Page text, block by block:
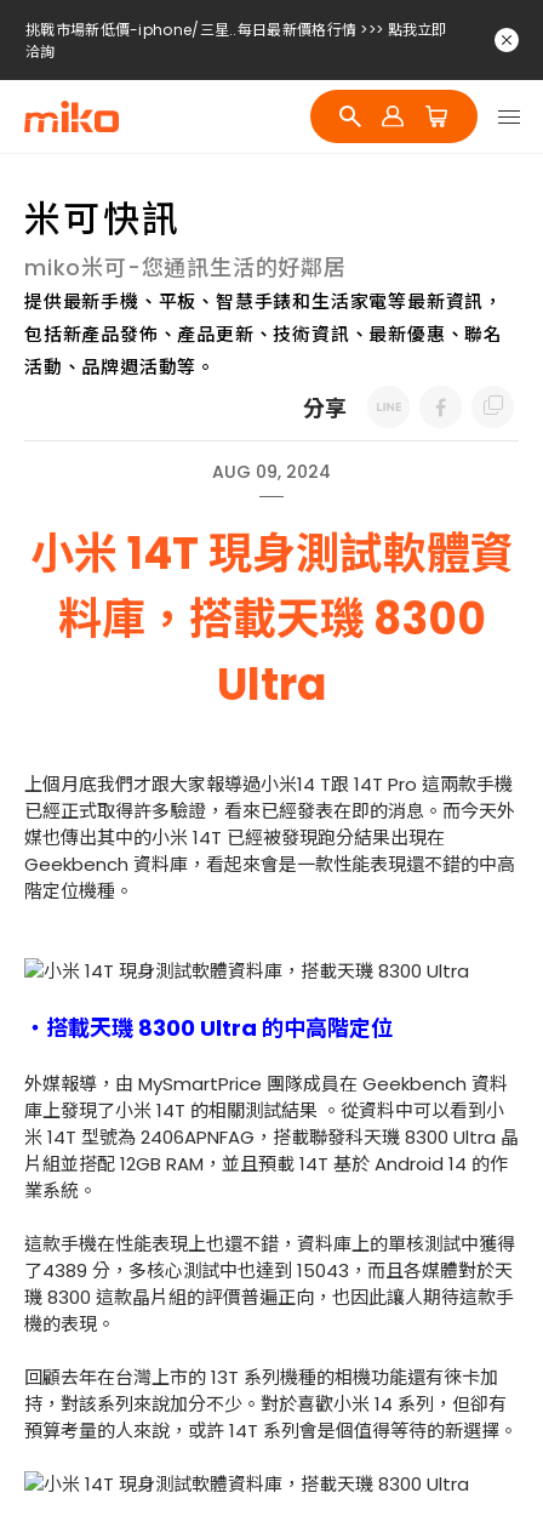
挑戰市場新低價-iphone/三星..每日最新價格行情 >>> 點我立即
洽詢
挑戰市場新低價-iphone/三星..每日最新價格行情 >>> 點我立即
洽詢
挑戰市場新低價-iphone/三星..每日最新價格行情 >>> 點我立即
米可快訊
miko米可-您通訊生活的好鄰居
提供最新手機、平板、智慧手錶和生活家電等最新資訊，
包括新產品發佈、產品更新、技術資訊、最新優惠、聯名
活動、品牌週活動等。
分享
AUG 09, 2024
小米 14T 現身測試軟體資
料庫，搭載天璣 8300
Ultra
上個月底我們才跟大家報導過小米14 T跟 14T Pro 這兩款手機
已經正式取得許多驗證，看來已經發表在即的消息。而今天外
媒也傳出其中的小米 14T 已經被發現跑分結果出現在
Geekbench 資料庫，看起來會是一款性能表現還不錯的中高
階定位機種。
・搭載天璣 8300 Ultra 的中高階定位
外媒報導，由 MySmartPrice 團隊成員在 Geekbench 資料
庫上發現了小米 14T 的相關測試結果 。從資料中可以看到小
米 14T 型號為 2406APNFAG，搭載聯發科天璣 8300 Ultra 晶
片組並搭配 12GB RAM，並且預載 14T 基於 Android 14 的作
業系統。
這款手機在性能表現上也還不錯，資料庫上的單核測試中獲得
了4389 分，多核心測試中也達到 15043，而且各媒體對於天
璣 8300 這款晶片組的評價普遍正向，也因此讓人期待這款手
機的表現。
回顧去年在台灣上市的 13T 系列機種的相機功能還有徠卡加
持，對該系列來說加分不少。對於喜歡小米 14 系列，但卻有
預算考量的人來說，或許 14T 系列會是個值得等待的新選擇。